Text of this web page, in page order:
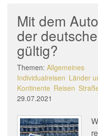
Mit dem
der
gültig?
Themen: Allgemeines
Individualreisen Länder
Kontinente Reisen
29.07.2021